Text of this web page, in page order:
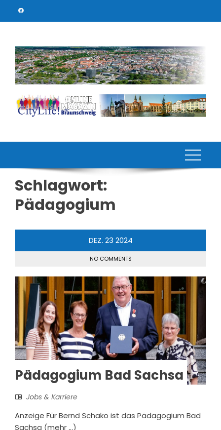
Schlagwort:
Pädagogium
DEZ. 23 2024
NO COMMENTS
Pädagogium Bad Sachsa
Jobs & Karriere
Anzeige Für Bernd Schako ist das Pädagogium Bad
Sachsa (mehr …)